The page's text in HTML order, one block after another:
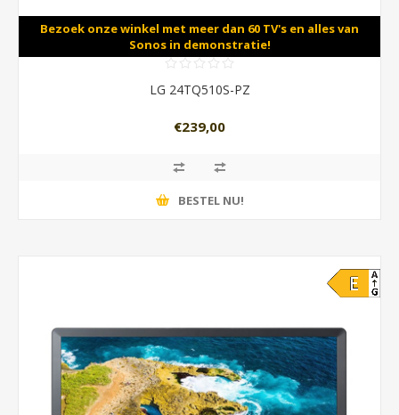
Bezoek onze winkel met meer dan 60 TV's en alles van
Sonos in demonstratie!
LG 24TQ510S-PZ
€239,00
BESTEL NU!